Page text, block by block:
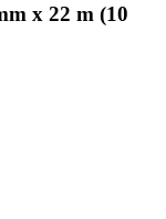
x 22 m (10